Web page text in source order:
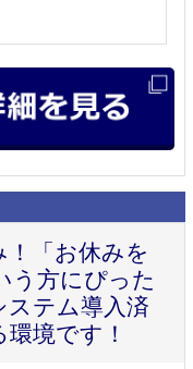
！「お休みを
う方にぴった
ステム導入済
境です！